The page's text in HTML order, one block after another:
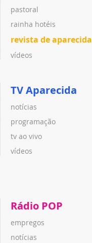
pastoral
rainha hotéis
revista de aparecida
vídeos
TV Aparecida
notícias
programação
tv ao vivo
vídeos
Rádio POP
empregos
notícias